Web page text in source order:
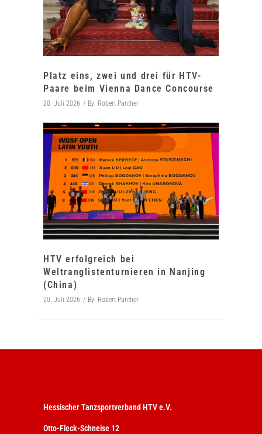
Platz eins, zwei und drei für HTV-
Paare beim Vienna Dance Concourse
20. Juli 2026 By Robert Panther
HTV erfolgreich bei
Weltranglistenturnieren in Nanjing
(China)
20. Juli 2026 By Robert Panther
Hessischer Tanzsportverband HTV e.V.
Otto-Fleck-Schneise 12